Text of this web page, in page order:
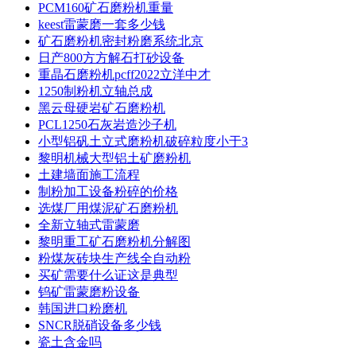
PCM160矿石磨粉机重量
keest雷蒙磨一套多少钱
矿石磨粉机密封粉磨系统北京
日产800方方解石打砂设备
重晶石磨粉机pcff2022立洋中才
1250制粉机立轴总成
黑云母硬岩矿石磨粉机
PCL1250石灰岩造沙子机
小型铝矾土立式磨粉机破碎粒度小于3
黎明机械大型铝土矿磨粉机
土建墙面施工流程
制粉加工设备粉碎的价格
选煤厂用煤泥矿石磨粉机
全新立轴式雷蒙磨
黎明重工矿石磨粉机分解图
粉煤灰砖块生产线全自动粉
买矿需要什么证这是典型
钨矿雷蒙磨粉设备
韩国进口粉磨机
SNCR脱硝设备多少钱
瓷土含金吗